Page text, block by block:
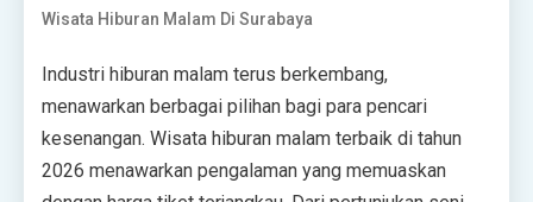
Wisata Hiburan Malam Di Surabaya
Industri hiburan malam terus berkembang,
menawarkan berbagai pilihan bagi para pencari
kesenangan. Wisata hiburan malam terbaik di tahun
2026 menawarkan pengalaman yang memuaskan